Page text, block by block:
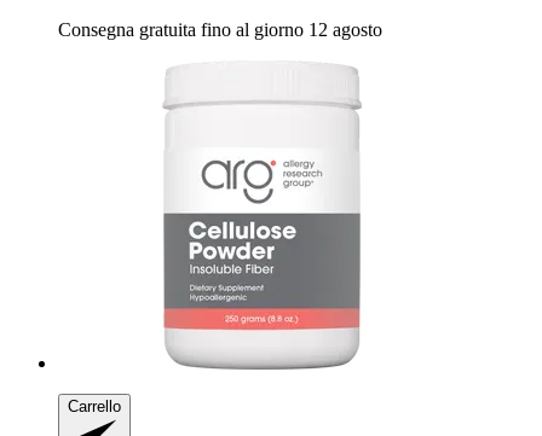
Consegna gratuita fino al giorno 12 agosto
Carrello